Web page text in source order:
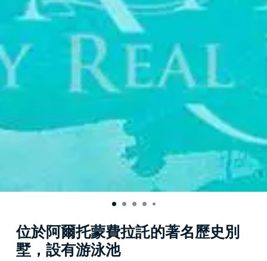
位於阿爾托蒙費拉託的著名歷史別
墅，設有游泳池